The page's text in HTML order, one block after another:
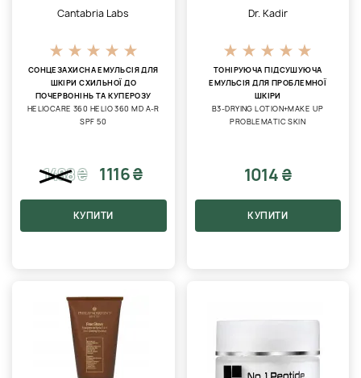
Cantabria Labs
СОНЦЕЗАХИСНА ЕМУЛЬСІЯ ДЛЯ
ШКІРИ СХИЛЬНОЇ ДО
ПОЧЕРВОНІНЬ ТА КУПЕРОЗУ
HELIOCARE 360 HELIO 360 MD A-R
SPF 50
1488₴ 1116 ₴
КУПИТИ
Dr. Kadir
ТОНІРУЮЧА ПІДСУШУЮЧА
ЕМУЛЬСІЯ ДЛЯ ПРОБЛЕМНОЇ
ШКІРИ
B3-DRYING LOTION+MAKE UP
PROBLEMATIC SKIN
1014 ₴
КУПИТИ